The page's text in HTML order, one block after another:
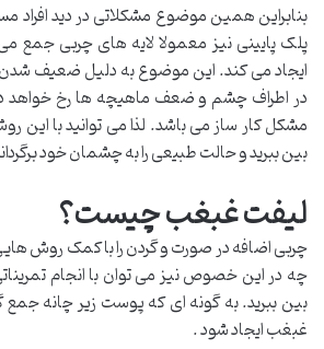
بنابراین همین موضوع مشکلاتی در دید افراد
پلک پایینی نیز معمولا لایه‌ های چربی جمع
ایجاد می کند. این موضوع به دلیل ضعیف شدن
در اطراف چشم و ضعف ماهیچه‌ ها رخ خواهد
مشکل کار ساز می باشد. لذا می‌ توانید با این
بین ببرید و حالت طبیعی را به چشمان خود
لیفت غبغب چیست؟
چربی اضافه در صورت و گردن را با کمک روش
چه در این خصوص نیز می توان با انجام
بین ببرید. به گونه ای که پوست زیر چانه
غبغب ایجاد شود .